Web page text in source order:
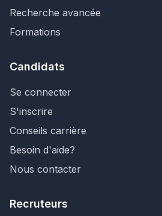
Recherche avancée
Formations
Candidats
Se connecter
S'inscrire
Conseils carrière
Besoin d'aide?
Nous contacter
Recruteurs